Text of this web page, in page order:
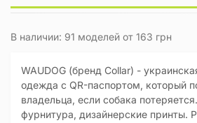
В наличии: 91 моделей от 163 грн
WAUDOG (бренд Collar) -
одежда с QR-паспортом, который
владельца, если собака
фурнитура, дизайнерские принты.